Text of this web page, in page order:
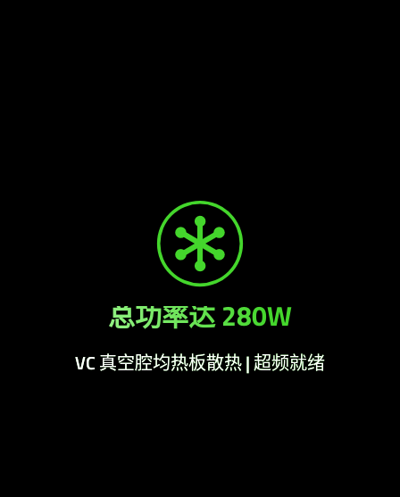
总功率达 280W
VC 真空腔均热板散热 | 超频就绪